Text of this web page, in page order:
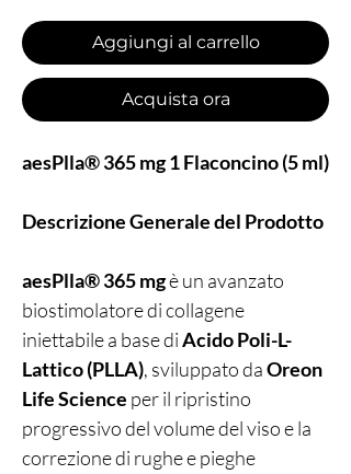
Aggiungi al carrello
Acquista ora
aesPlla® 365 mg 1 Flaconcino (5 ml)
Descrizione Generale del Prodotto
aesPlla® 365 mgè un avanzato
biostimolatore di collagene
iniettabile a base diAcido Poli-L-
Lattico (PLLA), sviluppato daOreon
Life Science per il ripristino
progressivo del volume del viso e la
correzione di rughe e pieghe